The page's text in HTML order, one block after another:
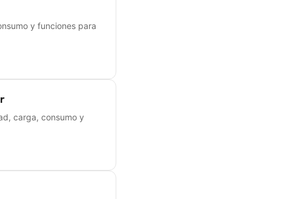
y funciones para
carga, consumo y